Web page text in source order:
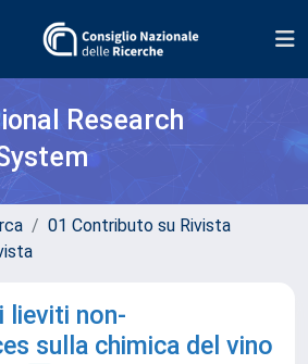
Research
01 Contributo su Rivista
lieviti non-
sulla chimica del vino